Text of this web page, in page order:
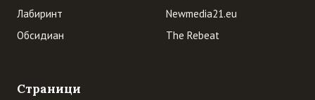
Лабиринт
Обсидиан
Newmedia21.eu
The Rebeat
Страници